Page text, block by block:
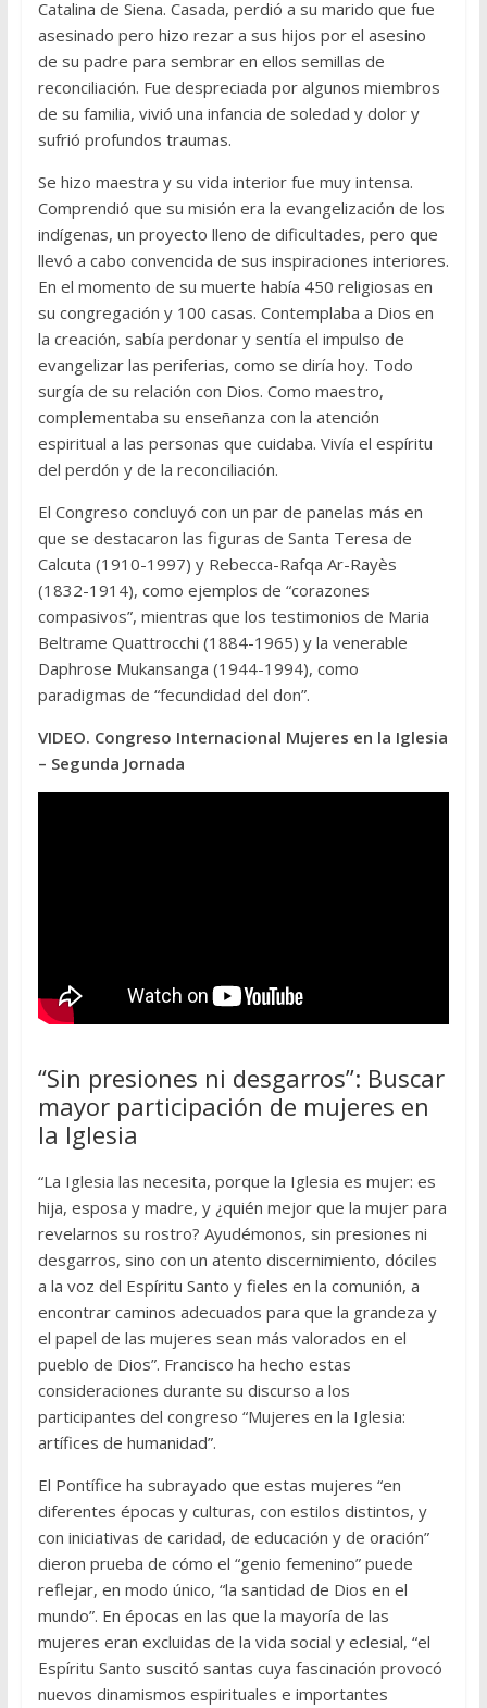
Catalina de Siena. Casada, perdió a su marido que fue
asesinado pero hizo rezar a sus hijos por el asesino
de su padre para sembrar en ellos semillas de
reconciliación. Fue despreciada por algunos miembros
de su familia, vivió una infancia de soledad y dolor y
sufrió profundos traumas.
Se hizo maestra y su vida interior fue muy intensa.
Comprendió que su misión era la evangelización de los
indígenas, un proyecto lleno de dificultades, pero que
llevó a cabo convencida de sus inspiraciones interiores.
En el momento de su muerte había 450 religiosas en
su congregación y 100 casas. Contemplaba a Dios en
la creación, sabía perdonar y sentía el impulso de
evangelizar las periferias, como se diría hoy. Todo
surgía de su relación con Dios. Como maestro,
complementaba su enseñanza con la atención
espiritual a las personas que cuidaba. Vivía el espíritu
del perdón y de la reconciliación.
El Congreso concluyó con un par de panelas más en
que se destacaron las figuras de Santa Teresa de
Calcuta (1910-1997) y Rebecca-Rafqa Ar-Rayès
(1832-1914), como ejemplos de “corazones
compasivos”, mientras que los testimonios de Maria
Beltrame Quattrocchi (1884-1965) y la venerable
Daphrose Mukansanga (1944-1994), como
paradigmas de “fecundidad del don”.
VIDEO. Congreso Internacional Mujeres en la Iglesia
– Segunda Jornada
“Sin presiones ni desgarros”: Buscar
mayor participación de mujeres en
la Iglesia
“La Iglesia las necesita, porque la Iglesia es mujer: es
hija, esposa y madre, y ¿quién mejor que la mujer para
revelarnos su rostro? Ayudémonos, sin presiones ni
desgarros, sino con un atento discernimiento, dóciles
a la voz del Espíritu Santo y fieles en la comunión, a
encontrar caminos adecuados para que la grandeza y
el papel de las mujeres sean más valorados en el
pueblo de Dios”. Francisco ha hecho estas
consideraciones durante su discurso a los
participantes del congreso “Mujeres en la Iglesia:
artífices de humanidad”.
El Pontífice ha subrayado que estas mujeres “en
diferentes épocas y culturas, con estilos distintos, y
con iniciativas de caridad, de educación y de oración”
dieron prueba de cómo el “genio femenino” puede
reflejar, en modo único, “la santidad de Dios en el
mundo”. En épocas en las que la mayoría de las
mujeres eran excluidas de la vida social y eclesial, “el
Espíritu Santo suscitó santas cuya fascinación provocó
nuevos dinamismos espirituales e importantes